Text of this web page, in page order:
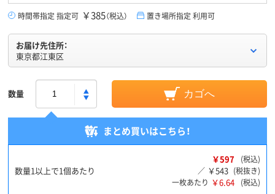
時間帯指定 指定可 ￥385（税込） 置き場所指定 利用可
お届け先住所：
東京都江東区
数量 カゴへ
まとめ買いはこちら！
数量1以上で1個あたり
￥597
(税込)
／ ￥543 (税抜き)
一枚あたり ￥6.64 (税込)